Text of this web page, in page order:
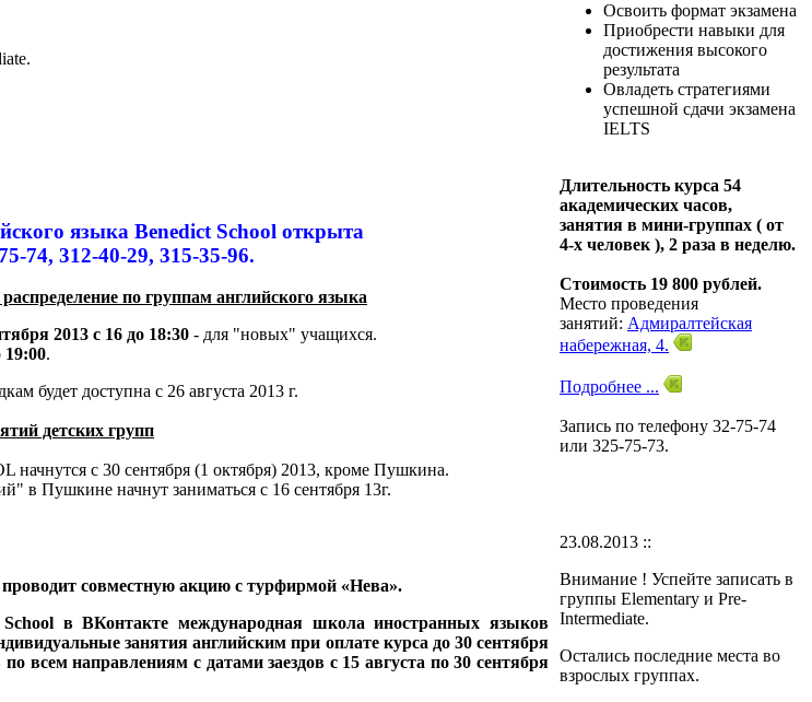
языка Benedict School открыта
74, 312-40-29, 315-35-96.
по группам английского языка
2013 с 16 до 18:30 - для "новых" учащихся.
19:00.
будет доступна с 26 августа 2013 г.
детских групп
начнутся с 30 сентября (1 октября) 2013, кроме Пушкина.
в Пушкине начнут заниматься с 16 сентября 13г.
совместную акцию с турфирмой «Нева».
в ВКонтакте международная школа иностранных языков
занятия английским при оплате курса до 30 сентября
всем направлениям с датами заездов с 15 августа по 30 сентября
Освоить формат экзамена
Приобрести навыки для
достижения высокого
результата
Овладеть стратегиями
успешной сдачи экзамена
IELTS
Длительность курса 54
академических часов,
занятия в мини-группах ( от
4-х человек ), 2 раза в неделю.
Стоимость 19 800 рублей.
Место проведения
занятий: Адмиралтейская
набережная, 4.
Подробнее ...
Запись по телефону 32-75-74
или 325-75-73.
23.08.2013 ::
Внимание ! Успейте записать в
группы Elementary и Pre-
Intermediate.
Остались последние места во
взрослых группах.